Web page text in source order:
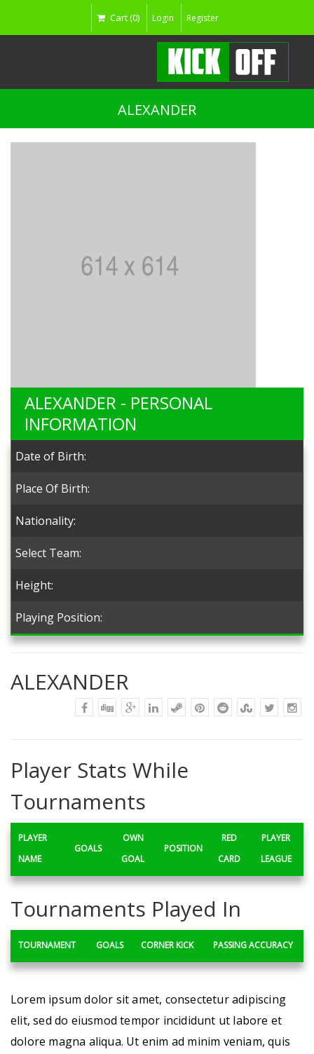
Cart (0) Login Register
ALEXANDER
ALEXANDER - PERSONAL
INFORMATION
Date of Birth:
Place Of Birth:
Nationality:
Select Team:
Height:
Playing Position:
ALEXANDER
Player Stats While
Tournaments
PLAYER
NAME
GOALS
OWN
GOAL
POSITION
RED
CARD
PLAYER
LEAGUE
Tournaments Played In
TOURNAMENT GOALS CORNER KICK PASSING ACCURACY
Lorem ipsum dolor sit amet, consectetur adipiscing
elit, sed do eiusmod tempor incididunt ut labore et
dolore magna aliqua. Ut enim ad minim veniam, quis